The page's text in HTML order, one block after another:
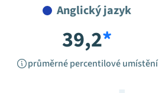
Anglický jazyk
39,2*
průměrné percentilové umístění